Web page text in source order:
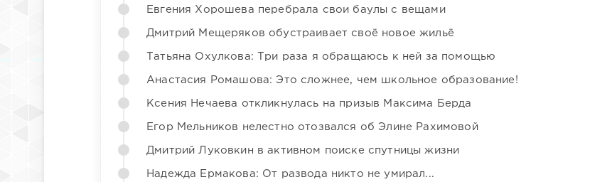
Евгения Хорошева перебрала свои баулы с вещами
Дмитрий Мещеряков обустраивает своё новое жильё
Татьяна Охулкова: Три раза я обращаюсь к ней за помощью
Анастасия Ромашова: Это сложнее, чем школьное образование!
Ксения Нечаева откликнулась на призыв Максима Берда
Егор Мельников нелестно отозвался об Элине Рахимовой
Дмитрий Луковкин в активном поиске спутницы жизни
Надежда Ермакова: От развода никто не умирал...